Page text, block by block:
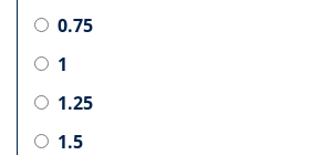
0.75
1
1.25
1.5